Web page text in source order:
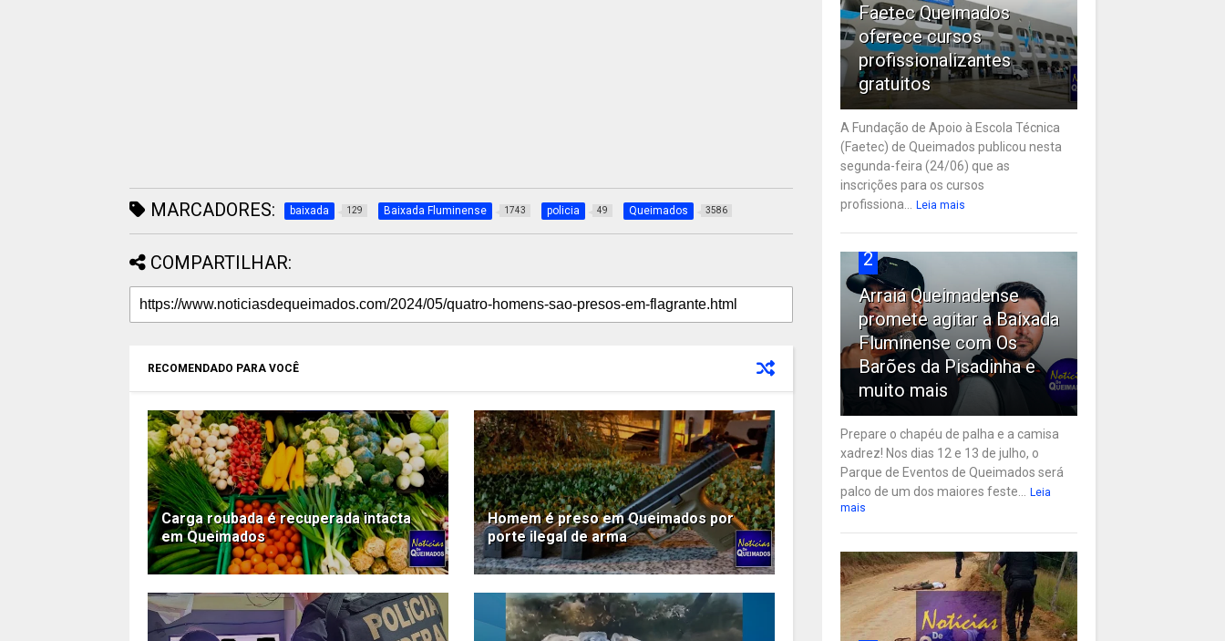
MARCADORES: baixada 129 Baixada Fluminense 1743 policia 49 Queimados 3586
COMPARTILHAR:
RECOMENDADO PARA VOCÊ
Carga roubada é recuperada intacta
em Queimados
Homem é preso em Queimados por
porte ilegal de arma
Faetec Queimados
oferece cursos
profissionalizantes
gratuitos
A Fundação de Apoio à Escola Técnica
(Faetec) de Queimados publicou nesta
segunda-feira (24/06) que as
inscrições para os cursos
profissiona...
Leia mais
2
Arraiá Queimadense
promete agitar a Baixada
Fluminense com Os
Barões da Pisadinha e
muito mais
Prepare o chapéu de palha e a camisa
xadrez! Nos dias 12 e 13 de julho, o
Parque de Eventos de Queimados será
palco de um dos maiores feste...
Leia
mais